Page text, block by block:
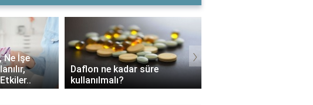
Ne İşe
Daflon ne kadar süre
kullanılmalı?
›